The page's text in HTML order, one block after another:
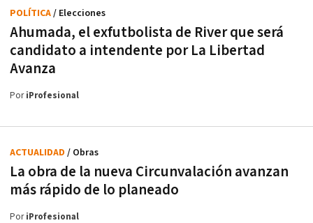
Ahumada, el exfutbolista de River que será
candidato a intendente por La Libertad
Avanza
POLÍTICA/ Elecciones
PoriProfesional
La obra de la nueva Circunvalación avanzan
más rápido de lo planeado
ACTUALIDAD / Obras
PoriProfesional